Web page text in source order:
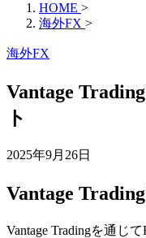
HOME >
海外FX >
海外FX
Vantage
ト
2025年9月26日
Vantage
Vantage Tradingを通じ